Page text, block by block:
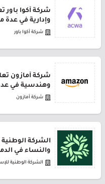
شركة أكوا
وإدارية في عدة
شركة أكوا باور
شركة أمازون
وهندسية في
شركة أمازون
الشركة
والنساء في
الشركة الوطنية